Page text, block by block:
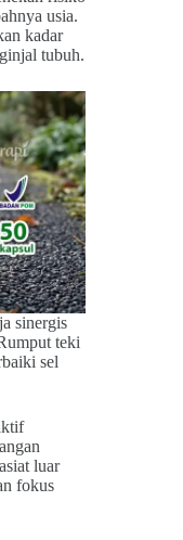
usia.
kadar
tubuh.
sinergis
teki
sel
luar
fokus